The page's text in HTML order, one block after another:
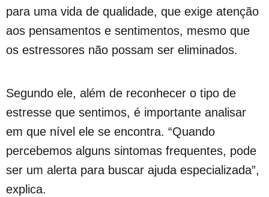
para uma vida de qualidade, que exige atenção
aos pensamentos e sentimentos, mesmo que
os estressores não possam ser eliminados.
Segundo ele, além de reconhecer o tipo de
estresse que sentimos, é importante analisar
em que nível ele se encontra. “Quando
percebemos alguns sintomas frequentes, pode
ser um alerta para buscar ajuda especializada”,
explica.